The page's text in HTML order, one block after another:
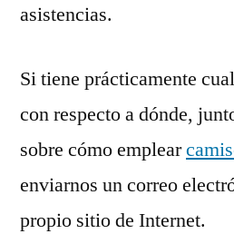
asistencias.
Si tiene prácticamente
con respecto a dónde,
sobre cómo emplear
enviarnos un correo
propio sitio de Internet.